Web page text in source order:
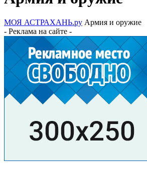
МОЯ АСТРАХАНЬ.ру Армия и оружие
- Реклама на сайте -